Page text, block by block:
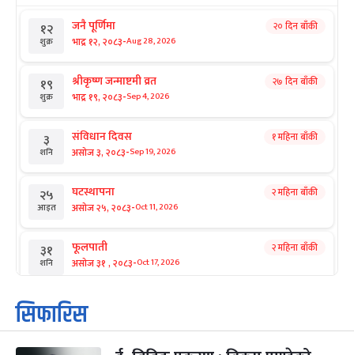
१२
शुक्र
जनै पूर्णिमा
भाद्र १२, २०८३-Aug 28, 2026
२० दिन बाँकी
१९
शुक्र
श्रीकृष्ण जन्माष्टमी व्रत
भाद्र १९, २०८३-Sep 4, 2026
२७ दिन बाँकी
३
शनि
संविधान दिवस
असोज ३, २०८३-Sep 19, 2026
१ महिना बाँकी
२५
आइत
घटस्थापना
असोज २५, २०८३-Oct 11, 2026
२ महिना बाँकी
३१
शनि
फूलपाती
असोज ३१ , २०८३-Oct 17, 2026
२ महिना बाँकी
१
आइत
कार्तिक सङ्क्रान्ति
कार्तिक १, २०८३
सिफारिस